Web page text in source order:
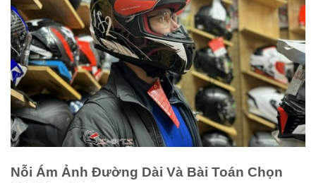
Nỗi Ám Ảnh Đường Dài Và Bài Toán Chọn